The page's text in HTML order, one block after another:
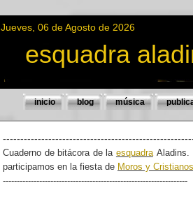
Jueves, 06 de Agosto de 2026
esquadra
inicio blog música
Cuaderno de bitácora de la esquadra Aladins.
participamos en la fiesta de Moros y Cristianos
------------------------------------------------------------------